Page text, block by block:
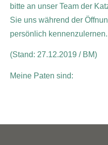
bitte an unser Team der
Sie uns während der
persönlich kennenzulernen.
(Stand: 27.12.2019 / BM)
Meine Paten sind: